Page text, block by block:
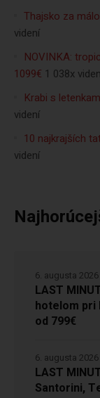
Thajsko za
videní
NOVINKA:
1099€ 1 038x
Krabi s
videní
10 najkrajších
videní
LAST
hotelom pri
od 799€
6. augusta 2026
LAST
Santorini,
6. augusta 2026